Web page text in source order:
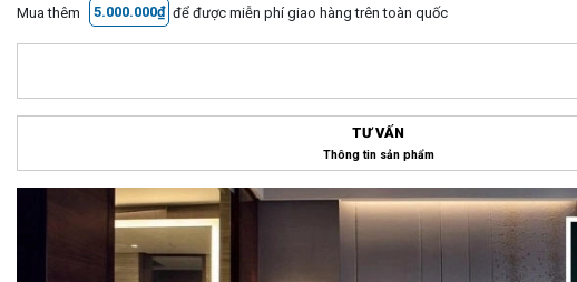
Mua thêm 5.000.000₫ để được miễn phí giao hàng trên toàn quốc
TƯ VẤN
Thông tin sản phẩm